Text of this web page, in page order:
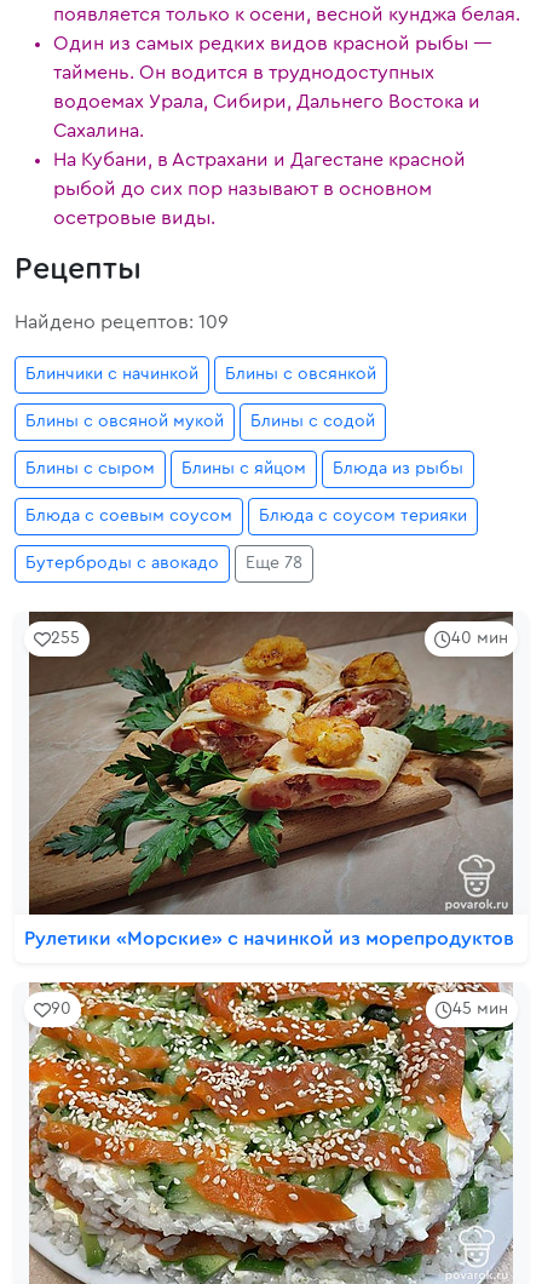
появляется только к осени, весной кунджа белая.
Один из самых редких видов красной рыбы —
таймень. Он водится в труднодоступных
водоемах Урала, Сибири, Дальнего Востока и
Сахалина.
На Кубани, в Астрахани и Дагестане красной
рыбой до сих пор называют в основном
осетровые виды.
Рецепты
Найдено рецептов: 109
Блинчики с начинкой Блины с овсянкой
Блины с овсяной мукой Блины с содой
Блины с сыром Блины с яйцом Блюда из рыбы
Блюда с соевым соусом Блюда с соусом терияки
Бутерброды с авокадо Еще 78
40 мин
255
Рулетики «Морские» с начинкой из морепродуктов
45 мин
90